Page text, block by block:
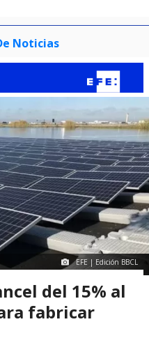
Noticias
EFE | Edición BBCL
del 15% al
fabricar